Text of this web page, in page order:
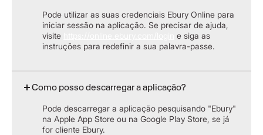
Pode utilizar as suas credenciais Ebury Online para
iniciar sessão na aplicação. Se precisar de ajuda,
visite
e siga as
instruções para redefinir a sua palavra-passe.
Como posso descarregar a aplicação?
Pode descarregar a aplicação pesquisando "Ebury"
na Apple App Store ou na Google Play Store, se já
for cliente Ebury.